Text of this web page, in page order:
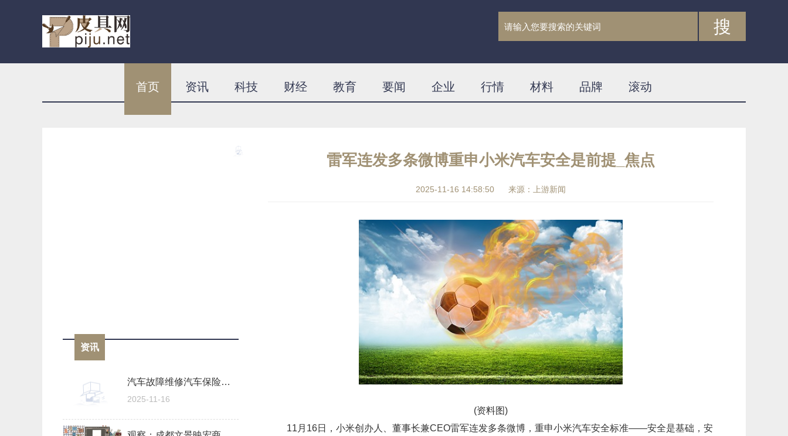
搜
首页 资讯 科技 财经 教育 要闻 企业 行情 材料 品牌 滚动
资讯
汽车故障维修汽车保险杠？
2025-11-16
雷军连发多条微博重申小米汽车安全是前提_焦点
2025-11-16 14:58:50 来源：上游新闻
(资料图)
11月16日，小米创办人、董事长兼CEO雷军连发多条微博，重申小米汽车安全标准——安全是基础，安